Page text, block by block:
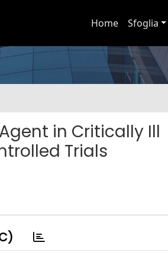
Home Sfoglia
in Critically Ill
Trials